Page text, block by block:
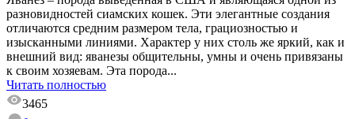
разновидностей сиамских кошек. Эти элегантные создания
отличаются средним размером тела, грациозностью и
изысканными линиями. Характер у них столь же яркий, как и
внешний вид: яванезы общительны, умны и очень привязаны
к своим хозяевам. Эта порода...
Читать полностью
3465